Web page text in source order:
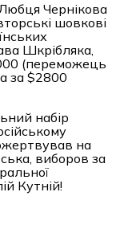
Чернікова
шовкові
Шкрібляка,
(переможець
за $2800
набір
на
виборов за
Кутній!